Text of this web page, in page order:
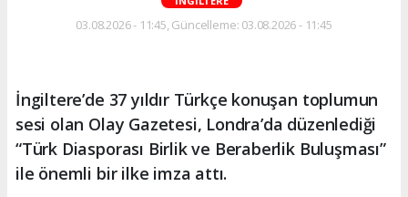
03.08.2026 - 11:45, Güncelleme: 03.08.2026 - 11:45
İngiltere’de 37 yıldır Türkçe konuşan toplumun
sesi olan Olay Gazetesi, Londra’da düzenlediği
“Türk Diasporası Birlik ve Beraberlik Buluşması”
ile önemli bir ilke imza attı.